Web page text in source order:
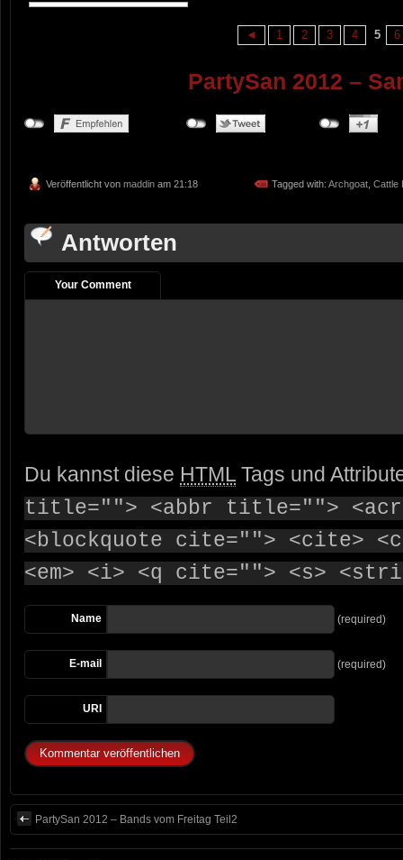
◄ 1 2 3 4 5 6
PartySan 2012 –
Veröffentlicht von maddin am 21:18 Tagged with: Archgoat Cattle
Antworten
Your Comment
Du kannst diese HTML Tags und
title=""> <abbr title="">
<blockquote cite=""> <cite>
<em> <i> <q cite=""> <s>
Name (required)
E-mail (required)
URI
PartySan 2012 – Bands vom Freitag Teil2